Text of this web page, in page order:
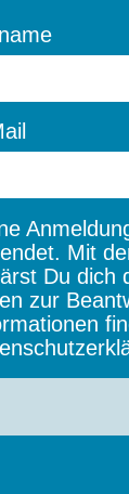
Mit
Du dich
zur